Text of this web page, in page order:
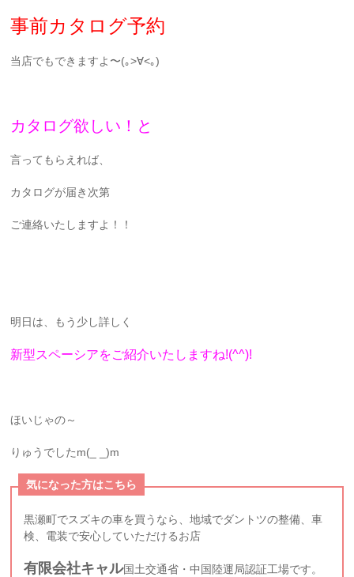
事前カタログ予約
当店でもできますよ〜(｡>∀<｡)
カタログ欲しい！と
言ってもらえれば、
カタログが届き次第
ご連絡いたしますよ！！
明日は、もう少し詳しく
新型スペーシアをご紹介いたしますね!(^^)!
ほいじゃの～
りゅうでしたm(_ _)m
気になった方はこちら
黒瀬町でスズキの車を買うなら、地域でダントツの整備、車
検、電装で安心していただけるお店
有限会社キャル国土交通省・中国陸運局認証工場です。